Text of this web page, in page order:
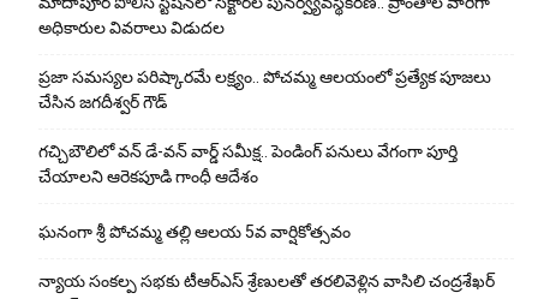
అధికారుల వివరాలు విడుదల
ప్రజా సమస్యల పరిష్కారమే లక్ష్యం.. పోచమ్మ ఆలయంలో ప్రత్యేక పూజలు
చేసిన జగదీశ్వర్ గౌడ్
గచ్చిబౌలిలో వన్ డే-వన్ వార్డ్ సమీక్ష.. పెండింగ్ పనులు వేగంగా పూర్తి
చేయాలని ఆరెకపూడి గాంధీ ఆదేశం
ఘ‌నంగా శ్రీ పోచమ్మ త‌ల్లి ఆలయ 5వ వార్షికోత్సవం
న్యాయ సంక‌ల్ప స‌భ‌కు టీఆర్ఎస్ శ్రేణుల‌తో త‌ర‌లివెళ్లిన వాసిలి చంద్ర‌శేఖ‌ర్